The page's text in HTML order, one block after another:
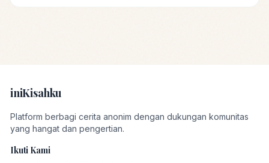
iniKisahku
Platform berbagi cerita anonim dengan dukungan komunitas
yang hangat dan pengertian.
Ikuti Kami